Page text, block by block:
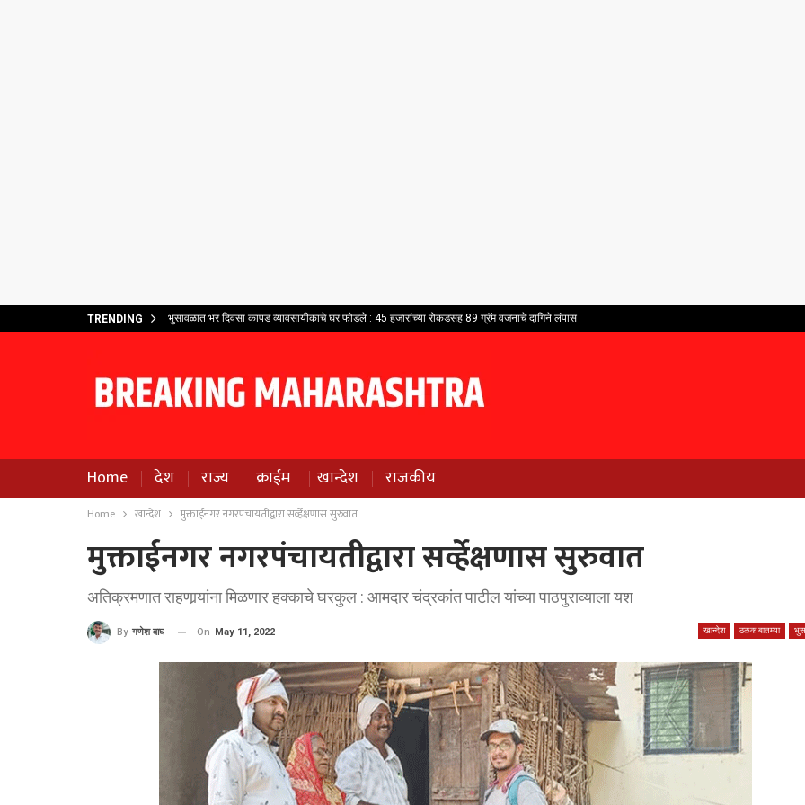
TRENDING भुसावळात भर दिवसा कापड व्यावसायीकाचे घर फोडले : 45 हजारांच्या रोकडसह 89 ग्रॅम वजनाचे दागिने लंपास
Home देश राज्य क्राईम खान्देश राजकीय
Home खान्देश मुक्ताईनगर नगरपंचायतीद्वारा सर्व्हेक्षणास सुरुवात
मुक्ताईनगर नगरपंचायतीद्वारा सर्व्हेक्षणास सुरुवात
अतिक्रमणात राहणार्‍यांना मिळणार हक्काचे घरकुल : आमदार चंद्रकांत पाटील यांच्या पाठपुराव्याला यश
खान्देश ठळक बातम्या
By गणेश वाघ On May 11, 2022